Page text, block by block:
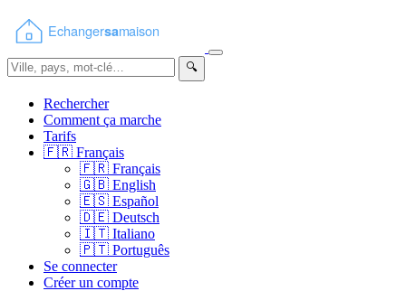
🔍
Rechercher
Comment ça marche
Tarifs
🇫🇷 Français
🇫🇷 Français
🇬🇧 English
🇪🇸 Español
🇩🇪 Deutsch
🇮🇹 Italiano
🇵🇹 Português
Se connecter
Créer un compte